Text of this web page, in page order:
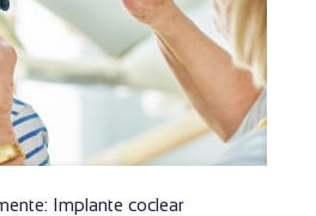
Implante coclear